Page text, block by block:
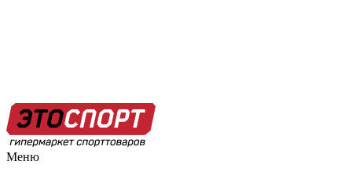
Меню